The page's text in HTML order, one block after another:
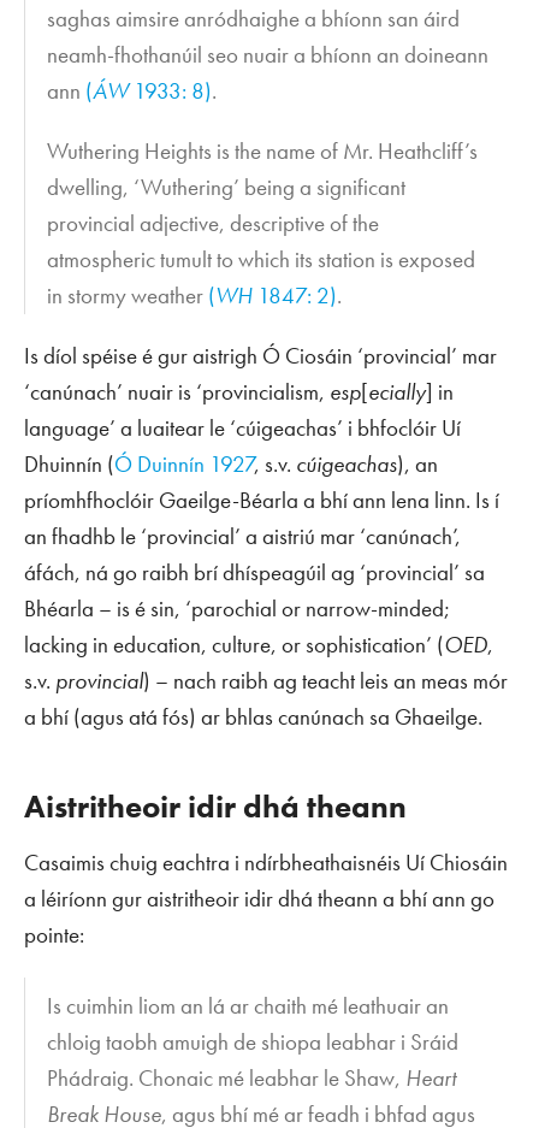
saghas aimsire anródhaighe a bhíonn san áird
neamh-fhothanúil seo nuair a bhíonn an doineann
ann (ÁW1933: 8).
Wuthering Heights is the name of Mr. Heathcliff’s
dwelling, ‘Wuthering’ being a significant
provincial adjective, descriptive of the
atmospheric tumult to which its station is exposed
in stormy weather (WH 1847: 2).
Is díol spéise é gur aistrigh Ó Ciosáin ‘provincial’ mar
‘canúnach’ nuair is ‘provincialism, esp[ecially] in
language’ a luaitear le ‘cúigeachas’ i bhfoclóir Uí
Dhuinnín (Ó Duinnín 1927, s.v. cúigeachas), an
príomhfhoclóir Gaeilge-Béarla a bhí ann lena linn. Is í
an fhadhb le ‘provincial’ a aistriú mar ‘canúnach’,
áfách, ná go raibh brí dhíspeagúil ag ‘provincial’ sa
Bhéarla – is é sin, ‘parochial or narrow-minded;
lacking in education, culture, or sophistication’ (OED,
s.v. provincial) – nach raibh ag teacht leis an meas mór
a bhí (agus atá fós) ar bhlas canúnach sa Ghaeilge.
Aistritheoir idir dhá theann
Casaimis chuig eachtra i ndírbheathaisnéis Uí Chiosáin
a léiríonn gur aistritheoir idir dhá theann a bhí ann go
pointe:
Is cuimhin liom an lá ar chaith mé leathuair an
chloig taobh amuigh de shiopa leabhar i Sráid
Phádraig. Chonaic mé leabhar le Shaw, Heart
Break House, agus bhí mé ar feadh i bhfad agus